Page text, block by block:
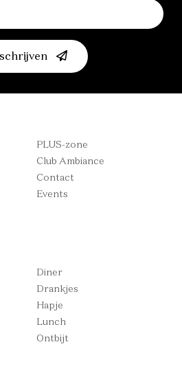
PLUS-zone
Club Ambiance
Contact
Events
Diner
Drankjes
Hapje
Lunch
Ontbijt